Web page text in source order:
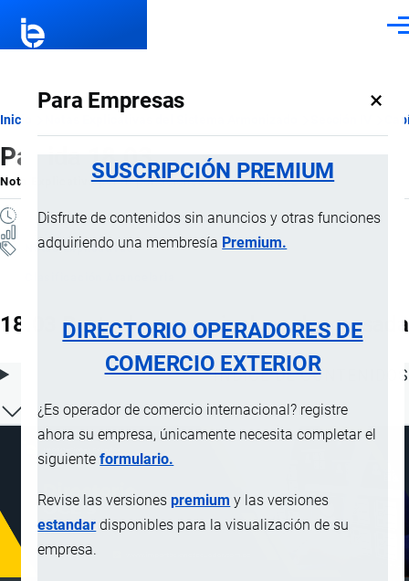
Para Empresas ×
SUSCRIPCIÓN PREMIUM
Disfrute de contenidos sin anuncios y otras funciones
adquiriendo una membresía Premium.
DIRECTORIO OPERADORES DE
COMERCIO EXTERIOR
¿Es operador de comercio internacional? registre
ahora su empresa, únicamente necesita completar el
siguienteformulario.
Revise las versionespremium y las versiones
estandar disponibles para la visualización de su
empresa.
Ruta
de
navegación
Inicio
Partida 18.03
Nota ExplicativaporImportaciones …, 17 Julio, 2024
1 MINUTO
Notas Explicativas
18.03 Pasta de cacao, incluso desgrasada
ÍNDICE DE CONTENIDOS